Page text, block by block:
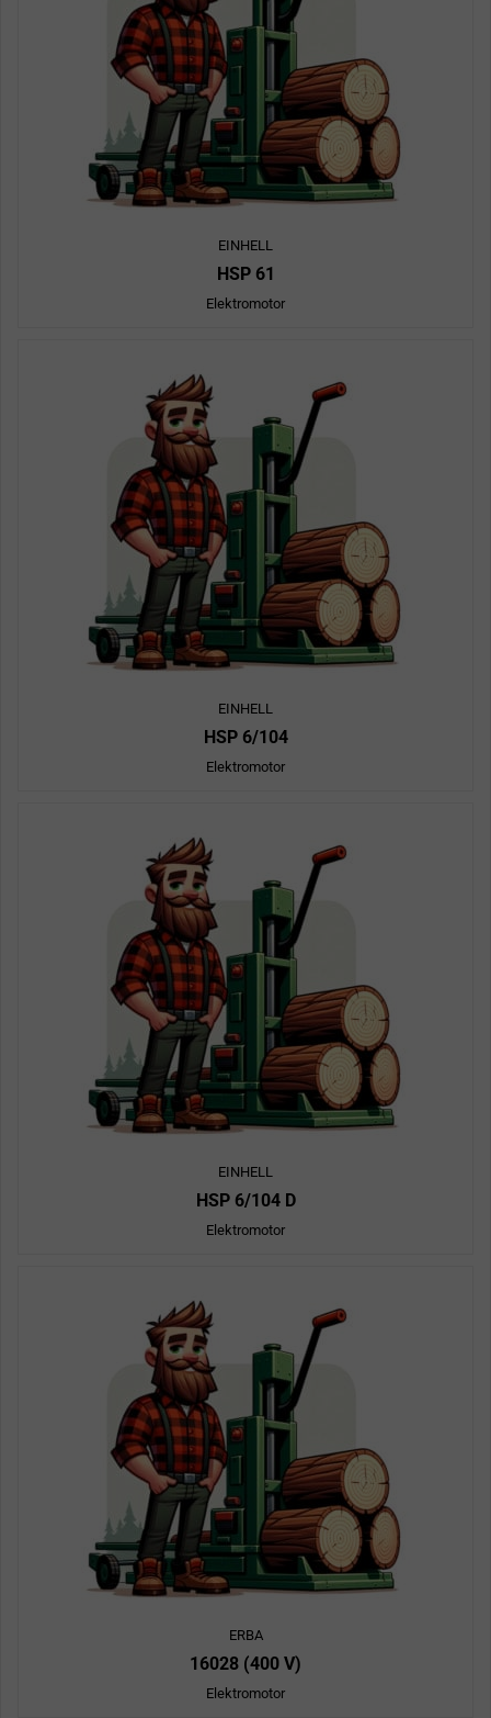
EINHELL
HSP 61
Elektromotor
EINHELL
HSP 6/104
Elektromotor
EINHELL
HSP 6/104 D
Elektromotor
ERBA
16028 (400 V)
Elektromotor